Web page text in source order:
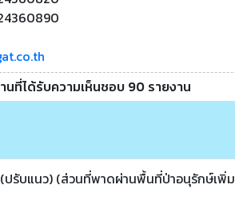
นที่ได้รับความเห็นชอบ 90 รายงาน
(ปรับแนว) (ส่วนที่พาดผ่านพื้นที่ป่าอนุรักษ์เพิ่ม